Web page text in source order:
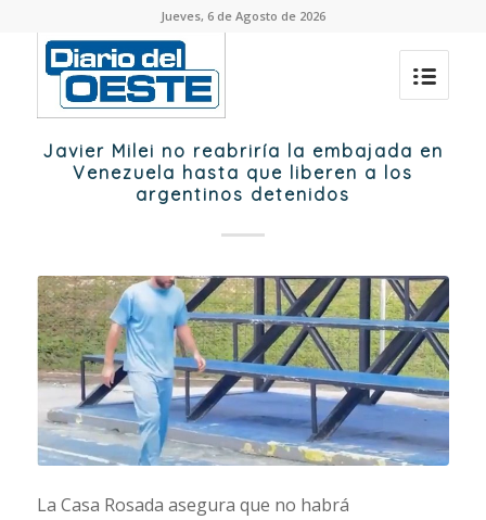
Jueves, 6 de Agosto de 2026
Javier Milei no reabriría la embajada en
Venezuela hasta que liberen a los
argentinos detenidos
La Casa Rosada asegura que no habrá